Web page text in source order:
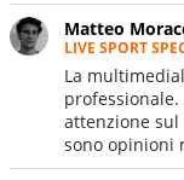
Matteo
LIVE SPORT
La
attenzione
sono opinioni